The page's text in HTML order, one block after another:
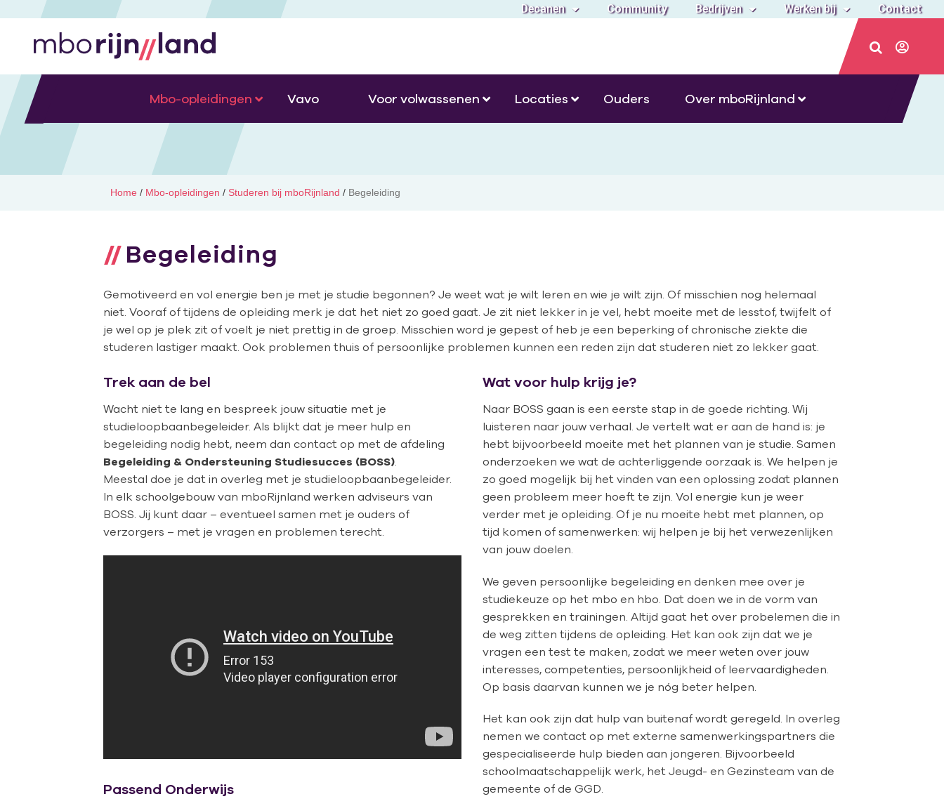
Decanen Community Bedrijven Werken bij Contact
Mbo-opleidingen Vavo Voor volwassenen Locaties Ouders Over mboRijnland
Home / Mbo-opleidingen / Studeren bij mboRijnland / Begeleiding
Begeleiding
Gemotiveerd en vol energie ben je met je studie begonnen? Je weet wat je wilt leren en wie je wilt zijn. Of misschien nog helemaal
niet. Vooraf of tijdens de opleiding merk je dat het niet zo goed gaat. Je zit niet lekker in je vel, hebt moeite met de lesstof, twijfelt of
je wel op je plek zit of voelt je niet prettig in de groep. Misschien word je gepest of heb je een beperking of chronische ziekte die
studeren lastiger maakt. Ook problemen thuis of persoonlijke problemen kunnen een reden zijn dat studeren niet zo lekker gaat.
Trek aan de bel
Wacht niet te lang en bespreek jouw situatie met je
studieloopbaanbegeleider. Als blijkt dat je meer hulp en
begeleiding nodig hebt, neem dan contact op met de afdeling
Begeleiding & Ondersteuning Studiesucces (BOSS)
Meestal doe je dat in overleg met je studieloopbaanbegeleider.
In elk schoolgebouw van mboRijnland werken adviseurs van
BOSS. Jij kunt daar – eventueel samen met je ouders of
verzorgers – met je vragen en problemen terecht.
Passend Onderwijs
Wat voor hulp krijg je?
Naar BOSS gaan is een eerste stap in de goede richting. Wij
luisteren naar jouw verhaal. Je vertelt wat er aan de hand is: je
hebt bijvoorbeeld moeite met het plannen van je studie. Samen
onderzoeken we wat de achterliggende oorzaak is. We helpen je
zo goed mogelijk bij het vinden van een oplossing zodat plannen
geen probleem meer hoeft te zijn. Vol energie kun je weer
verder met je opleiding. Of je nu moeite hebt met plannen, op
tijd komen of samenwerken: wij helpen je bij het verwezenlijken
van jouw doelen.
We geven persoonlijke begeleiding en denken mee over je
studiekeuze op het mbo en hbo. Dat doen we in de vorm van
gesprekken en trainingen. Altijd gaat het over probelemen die in
de weg zitten tijdens de opleiding. Het kan ook zijn dat we je
vragen een test te maken, zodat we meer weten over jouw
interesses, competenties, persoonlijkheid of leervaardigheden.
Op basis daarvan kunnen we je nóg beter helpen.
Het kan ook zijn dat hulp van buitenaf wordt geregeld. In overleg
nemen we contact op met externe samenwerkingspartners die
gespecialiseerde hulp bieden aan jongeren. Bijvoorbeeld
schoolmaatschappelijk werk, het Jeugd- en Gezinsteam van de
gemeente of de GGD.